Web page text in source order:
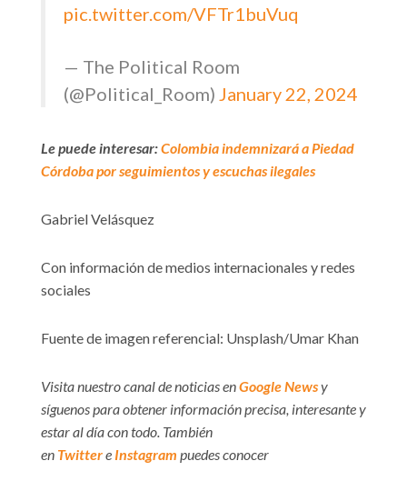
pic.twitter.com/VFTr1buVuq
— The Political Room
(@Political_Room) January 22, 2024
Le puede interesar:Colombia indemnizará a Piedad
Córdoba por seguimientos y escuchas ilegales
Gabriel Velásquez
Con información de medios internacionales y redes
sociales
Fuente de imagen referencial: Unsplash/Umar Khan
Visita nuestro canal de noticias enGoogle Newsy
síguenos para obtener información precisa, interesante y
estar al día con todo. También
en Twittere Instagram puedes conocer